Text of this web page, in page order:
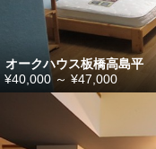
オークハウス板橋高島平
¥40,000～ ¥47,000